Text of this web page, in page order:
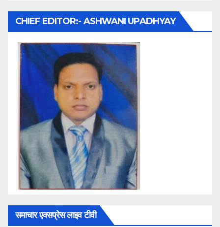
CHIEF EDITOR:- ASHWANI UPADHYAY
समाचार एक्सप्रेस लाइव टीवी